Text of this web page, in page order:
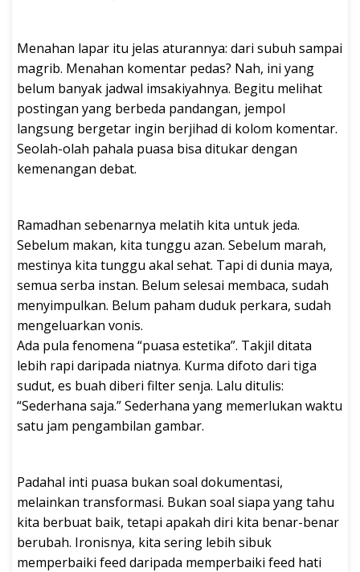
Menahan lapar itu jelas aturannya: dari subuh sampai
magrib. Menahan komentar pedas? Nah, ini yang
belum banyak jadwal imsakiyahnya. Begitu melihat
postingan yang berbeda pandangan, jempol
langsung bergetar ingin berjihad di kolom komentar.
Seolah-olah pahala puasa bisa ditukar dengan
kemenangan debat.
Ramadhan sebenarnya melatih kita untuk jeda.
Sebelum makan, kita tunggu azan. Sebelum marah,
mestinya kita tunggu akal sehat. Tapi di dunia maya,
semua serba instan. Belum selesai membaca, sudah
menyimpulkan. Belum paham duduk perkara, sudah
mengeluarkan vonis.
Ada pula fenomena “puasa estetika”. Takjil ditata
lebih rapi daripada niatnya. Kurma difoto dari tiga
sudut, es buah diberi filter senja. Lalu ditulis:
“Sederhana saja.” Sederhana yang memerlukan waktu
satu jam pengambilan gambar.
Padahal inti puasa bukan soal dokumentasi,
melainkan transformasi. Bukan soal siapa yang tahu
kita berbuat baik, tetapi apakah diri kita benar-benar
berubah. Ironisnya, kita sering lebih sibuk
memperbaiki feed daripada memperbaiki feed hati